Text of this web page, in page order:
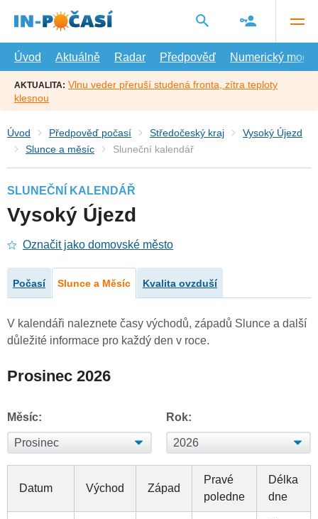
hlavní
Úvod
Aktuálně Radar Předpověď Numerický model
AKTUALITA: Vlnu veder přeruší studená fronta, zítra teploty
klesnou
Úvod Předpověď počasí Středočeský kraj
Vysoký Újezd
Slunce a měsíc
Sluneční kalendář
SLUNEČNÍ KALENDÁŘ
Vysoký Újezd
Označit jako domovské město
Počasí Slunce a Měsíc Kvalita ovzduší
V kalendáři naleznete časy východů, západů Slunce a další
důležité informace pro každý den v roce.
Prosinec 2026
Měsíc: Rok:
Datum Východ Západ
Pravé
poledne
Délka
dne